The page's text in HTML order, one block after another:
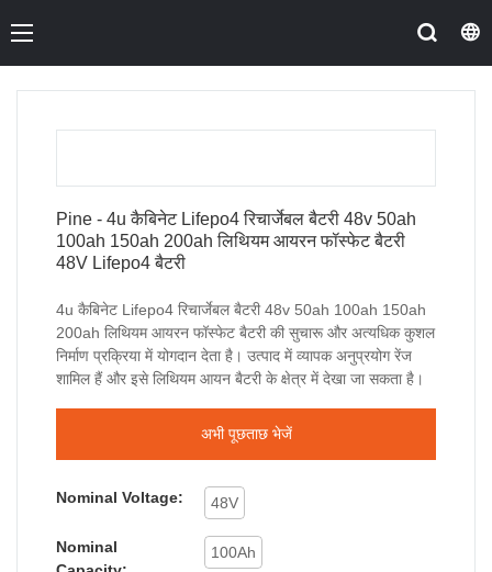
Pine - 4u कैबिनेट Lifepo4 रिचार्जेबल बैटरी 48v 50ah
100ah 150ah 200ah लिथियम आयरन फॉस्फेट बैटरी
48V Lifepo4 बैटरी
4u कैबिनेट Lifepo4 रिचार्जेबल बैटरी 48v 50ah 100ah 150ah
200ah लिथियम आयरन फॉस्फेट बैटरी की सुचारू और अत्यधिक कुशल
निर्माण प्रक्रिया में योगदान देता है। उत्पाद में व्यापक अनुप्रयोग रेंज
शामिल हैं और इसे लिथियम आयन बैटरी के क्षेत्र में देखा जा सकता है।
अभी पूछताछ भेजें
Nominal Voltage: 48V
Nominal
100Ah